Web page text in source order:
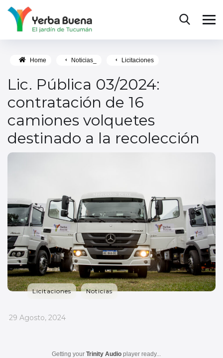
Home Noticias_ Licitaciones
Lic. Pública 03/2024:
contratación de 16
camiones volquetes
destinado a la recolección
Licitaciones Noticias
_
29 Agosto, 2024
Getting your Trinity Audio player ready...